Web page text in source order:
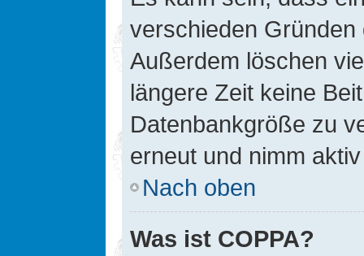
verschieden
Außerdem löschen
längere Zeit keine
Datenbankgröße zu
erneut und nimm
Nach oben
Was ist COPPA?